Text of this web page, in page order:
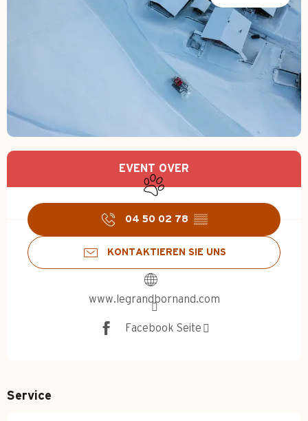
Öffnungszeiten &
EVENT OVER
Tiere erlaubt
04 50 02 78 ▒▒
KONTAKTIEREN SIE UNS
www.legrandbornand.com
Facebook Seite
Service